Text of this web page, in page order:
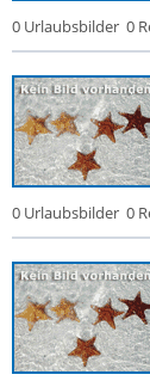
0 Urlaubsbilder 0
0 Urlaubsbilder 0